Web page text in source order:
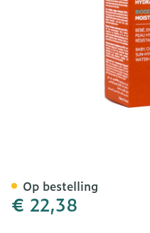
€ 22,38
Op bestelling